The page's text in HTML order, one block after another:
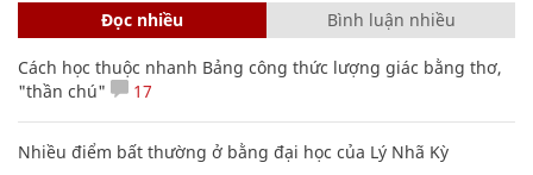
Đọc nhiều Bình luận nhiều
Cách học thuộc nhanh Bảng công thức lượng giác bằng thơ,
"thần chú"
17
Nhiều điểm bất thường ở bằng đại học của Lý Nhã Kỳ